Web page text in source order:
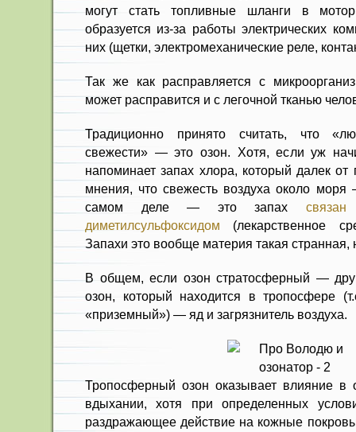
могут стать топливные шланги в
образуется из-за работы электрических
них (щетки, электромеханические реле,
Так же как расправляется с
может расправится и с легочной тканью
Традиционно принято считать, что
свежести» — это озон. Хотя, если уж
напоминает запах хлора, который далек от
мнения, что свежесть воздуха около
самом деле — это запах связан
диметилсульфоксидом (лекарственное
Запахи это вообще материя такая
В общем, если озон стратосферный —
озон, который находится в тропосфере
«приземный») — яд и загрязнитель воздуха.
Тропосферный озон оказывает влияние в
вдыхании, хотя при определенных
раздражающее действие на кожные